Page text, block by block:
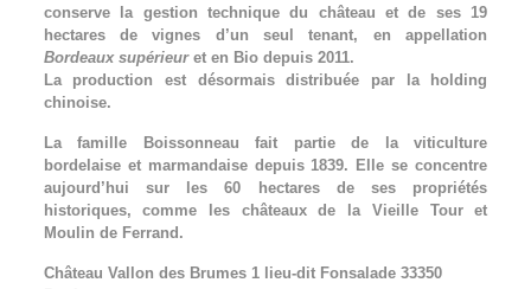
conserve la gestion technique du château et de ses 19
hectares de vignes d’un seul tenant, en appellation
Bordeaux supérieuret en Bio depuis 2011.
La production est désormais distribuée par la holding
chinoise.
La famille Boissonneau fait partie de la viticulture
bordelaise et marmandaise depuis 1839. Elle se concentre
aujourd’hui sur les 60 hectares de ses propriétés
historiques, comme les châteaux de la Vieille Tour et
Moulin de Ferrand.
Château Vallon des Brumes 1 lieu-dit Fonsalade 33350